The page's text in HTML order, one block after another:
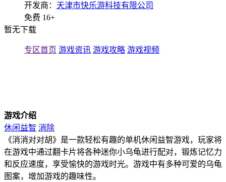
开发商： 天津市快乐游科技有限公司
免费 16+
暂无下载
专区首页 游戏资讯 游戏攻略 游戏视频
游戏介绍
休闲益智 消除
《消消对对胡》是一款轻松有趣的单机休闲益智游戏，玩家将
在游戏中通过翻卡片将各种迷你小乌龟进行配对，锻炼记忆力
和反应速度，享受愉快的游戏时光。游戏中有多种可爱的乌龟
图案，增加游戏的趣味性。